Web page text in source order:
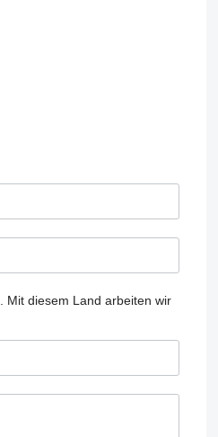
Mit diesem Land arbeiten wir